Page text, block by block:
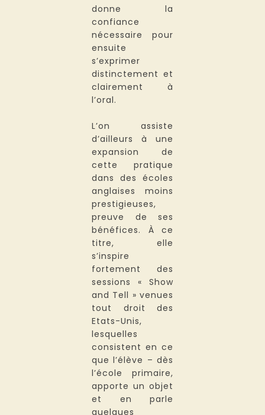
donne la
confiance
nécessaire pour
ensuite
s’exprimer
distinctement et
clairement à
l’oral.
L’on assiste
d’ailleurs à une
expansion de
cette pratique
dans des écoles
anglaises moins
prestigieuses,
preuve de ses
bénéfices. À ce
titre, elle
s’inspire
fortement des
sessions « Show
and Tell » venues
tout droit des
Etats-Unis,
lesquelles
consistent en ce
que l’élève – dès
l’école primaire,
apporte un objet
et en parle
quelques